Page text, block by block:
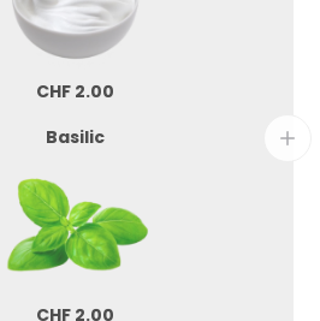
CHF2.00
Basilic
CHF2.00